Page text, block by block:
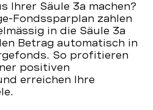
Ihrer Säule 3a machen?
Fondssparplan zahlen
in die Säule 3a
Betrag automatisch in
So profitieren
positiven
erreichen Ihre